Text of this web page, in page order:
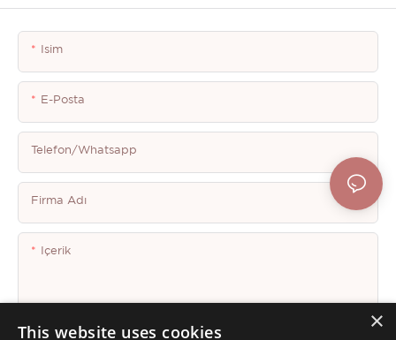
Isim
E-Posta
Telefon/whatsapp
Firma Adı
Içerik
×
This website uses cookies